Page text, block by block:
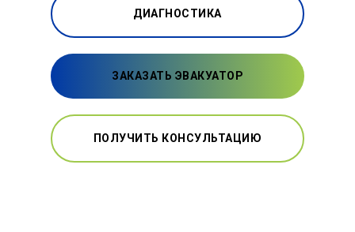
ДИАГНОСТИКА
ЗАКАЗАТЬ ЭВАКУАТОР
ПОЛУЧИТЬ КОНСУЛЬТАЦИЮ